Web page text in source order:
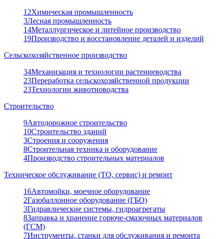
12Химическая промышленность
3Лесная промышленность
14Металлургическое и литейное производство
19Производство и восстановление деталей и изделий
Сельскохозяйственное производство
34Механизация и технологии растениеводства
23Переработка сельскохозяйственной продукции
23Технологии животноводства
Строительство
9Автодорожное строительство
10Строительство зданий
3Строения и сооружения
8Строительная техника и оборудование
4Производство строительных материалов
Техническое обслуживание (ТО, сервис) и ремонт
16Автомойки, моечное оборудование
2Газобаллонное оборудование (ГБО)
3Гидравлические системы, гидроагрегаты
8Заправка и хранение горюче-смазочных материалов
(ГСМ)
7Инструменты, станки для обслуживания и ремонта